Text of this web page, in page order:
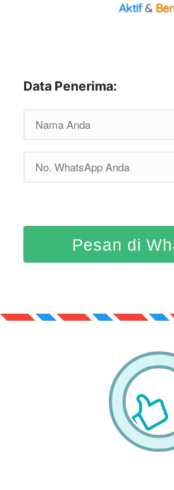
Aktif &
Data Penerima:
Pesan di